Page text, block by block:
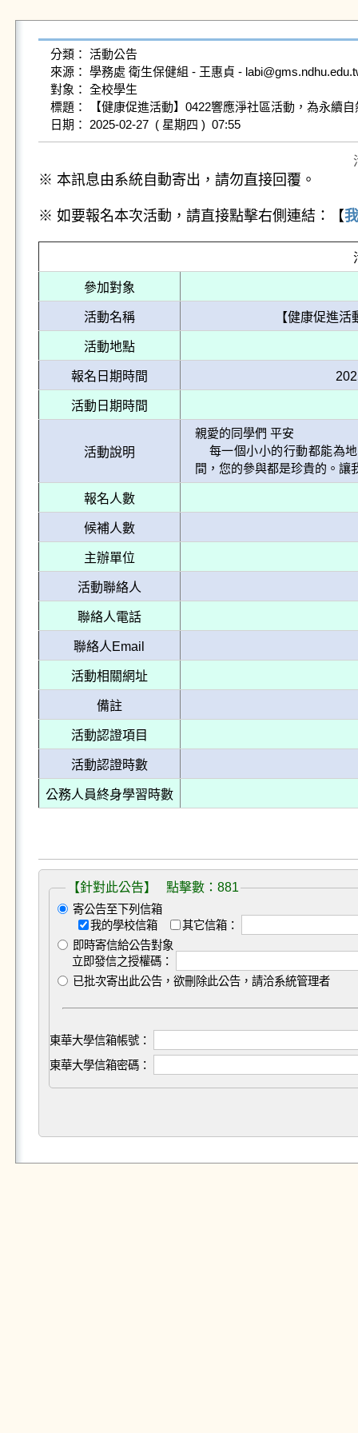
分類： 活動公告
來源： 學務處 衛生保健組 - 王惠貞 -
對象： 全校學生
標題： 【健康促進活動】0422響應淨社區活動，為永續
日期： 2025-02-27  ( 星期四 )  07:55
※ 本訊息由系統自動寄出，請勿直接回覆。
※ 如要報名本次活動，請直接點擊右側連結：【
參加對象
活動名稱 【健康促進
活動地點
報名日期時間
活動日期時間
活動說明
親愛的同學們 平安
報名人數
候補人數
主辦單位
活動聯絡人
聯絡人電話
聯絡人Email
活動相關網址
備註
活動認證項目
活動認證時數
公務人員終身學習時數
【針對此公告】 點擊數：881
寄公告至下列信箱
我的學校信箱
其它信箱：
即時寄信給公告對象
立即發信之授權碼：
已批次寄出此公告，欲刪除此公告，請洽系統管理者
東華大學信箱帳號：
東華大學信箱密碼：